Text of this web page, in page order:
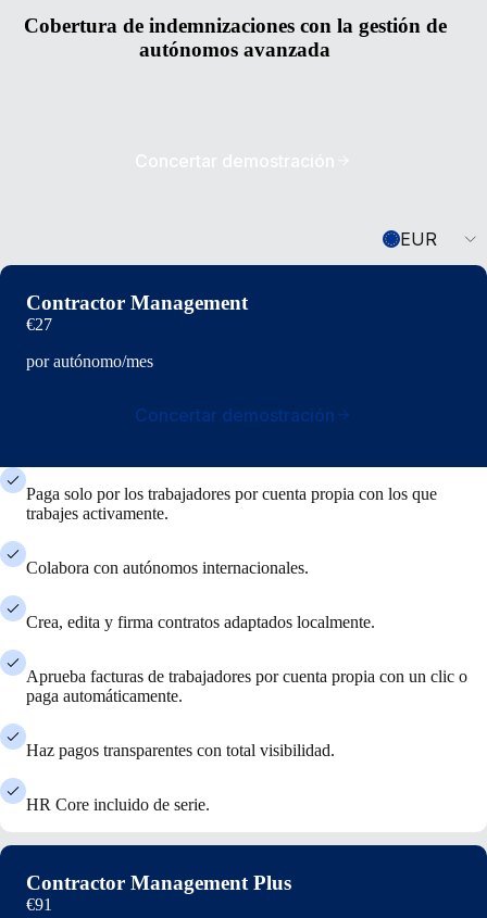
Cobertura de indemnizaciones con la gestión de
autónomos avanzada
Concertar demostración
EUR
Contractor Management
€27
por autónomo/mes
Concertar demostración
Paga solo por los trabajadores por cuenta propia con los que
trabajes activamente.
Colabora con autónomos internacionales.
Crea, edita y firma contratos adaptados localmente.
Aprueba facturas de trabajadores por cuenta propia con un clic o
paga automáticamente.
Haz pagos transparentes con total visibilidad.
HR Core incluido de serie.
Contractor Management Plus
€91